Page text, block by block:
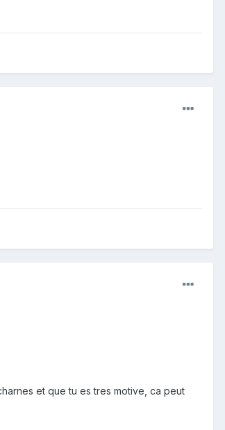
et que tu es tres motive, ca peut